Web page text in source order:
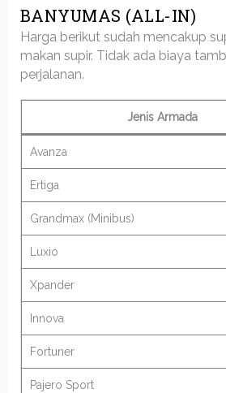
BANYUMAS (ALL-IN)
Harga berikut sudah mencakup
makan supir. Tidak ada biaya
perjalanan.
Jenis Armada
Avanza
Ertiga
Grandmax (Minibus)
Luxio
Xpander
Innova
Fortuner
Pajero Sport